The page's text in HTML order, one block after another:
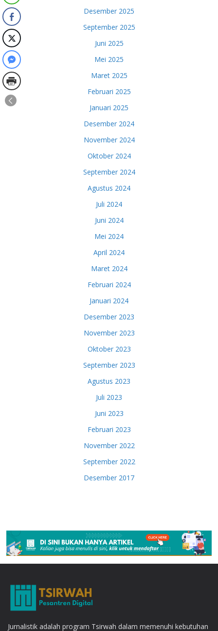
Desember 2025
September 2025
Juni 2025
Mei 2025
Maret 2025
Februari 2025
Januari 2025
Desember 2024
November 2024
Oktober 2024
September 2024
Agustus 2024
Juli 2024
Juni 2024
Mei 2024
April 2024
Maret 2024
Februari 2024
Januari 2024
Desember 2023
November 2023
Oktober 2023
September 2023
Agustus 2023
Juli 2023
Juni 2023
Februari 2023
November 2022
September 2022
Desember 2017
Jurnalistik adalah program Tsirwah dalam memenuhi kebutuhan